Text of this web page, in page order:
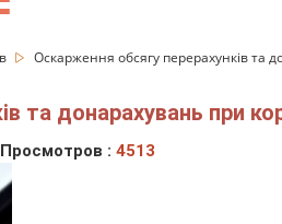
Оскарження обсягу перерахунків та
та донарахувань при
Просмотров : 4513